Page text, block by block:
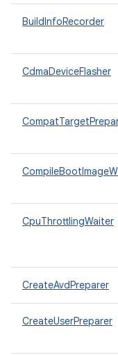
BuildInfoRecorder
CdmaDeviceFlasher
CpuThrottlingWaiter
CreateAvdPreparer
CreateUserPreparer